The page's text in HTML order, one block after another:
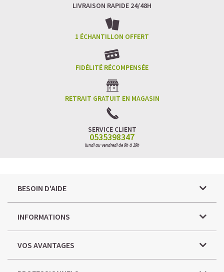
LIVRAISON RAPIDE 24/48H
1 ÉCHANTILLON OFFERT
FIDÉLITÉ RÉCOMPENSÉE
RETRAIT GRATUIT EN MAGASIN
SERVICE CLIENT
0535398347
lundi au vendredi de 9h à 19h
BESOIN D'AIDE
INFORMATIONS
VOS AVANTAGES